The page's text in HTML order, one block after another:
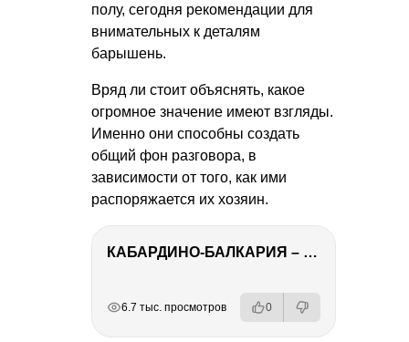
полу, сегодня рекомендации для
внимательных к деталям
барышень.
Вряд ли стоит объяснять, какое
огромное значение имеют взгляды.
Именно они способны создать
общий фон разговора, в
зависимости от того, как ими
распоряжается их хозяин.
КАБАРДИНО-БАЛКАРИЯ – ПУТЕШЕСТВИЕ НА КАВКАЗ часть 3
6.7 тыс. просмотров 0